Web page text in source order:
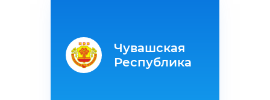
Чувашская
Республика